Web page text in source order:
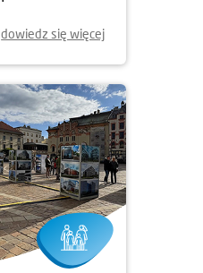
dowiedz się więcej